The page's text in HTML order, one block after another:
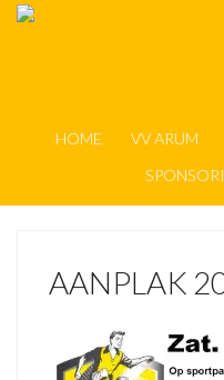
HOME VV ARUM
AANPLAK